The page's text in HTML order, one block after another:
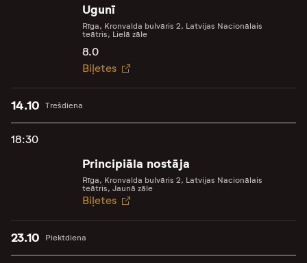
Ugunī
Rīga, Kronvalda bulvāris 2, Latvijas Nacionālais
teātris, Lielā zāle
8.0
Biļetes
Trešdiena
14.10
18:30
Principiāla nostāja
Rīga, Kronvalda bulvāris 2, Latvijas Nacionālais
teātris, Jaunā zāle
Biļetes
Piektdiena
23.10